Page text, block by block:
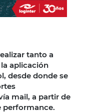
tanto a
aplicación
desde donde se
mail, a partir de
performance.